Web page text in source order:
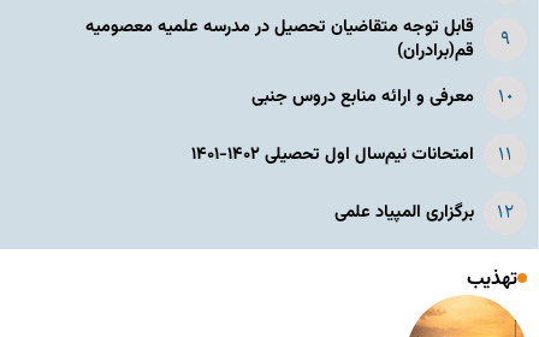
قابل توجه متقاضیان تحصیل در مدرسه علمیه معصومیه
قم(برادران)
معرفی و ارائه منابع دروس جنبی
امتحانات نیم‌سال اول تحصیلی ۱۴۰۲-۱۴۰۱
برگزاری المپیاد علمی
تهذیب